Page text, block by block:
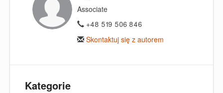
Associate
+48 519 506 846
Skontaktuj się z autorem
Kategorie